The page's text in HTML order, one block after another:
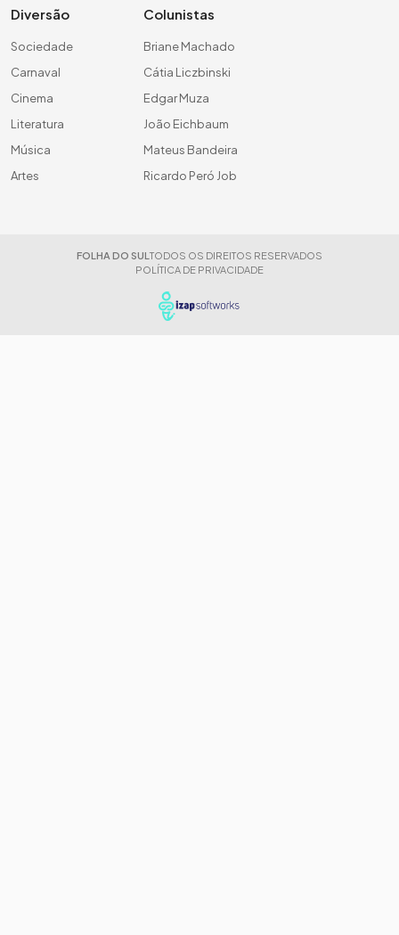
Diversão
Sociedade
Carnaval
Cinema
Literatura
Música
Artes
Colunistas
Briane Machado
Cátia Liczbinski
Edgar Muza
João Eichbaum
Mateus Bandeira
Ricardo Peró Job
FOLHA DO SUL TODOS OS DIREITOS RESERVADOS
POLÍTICA DE PRIVACIDADE